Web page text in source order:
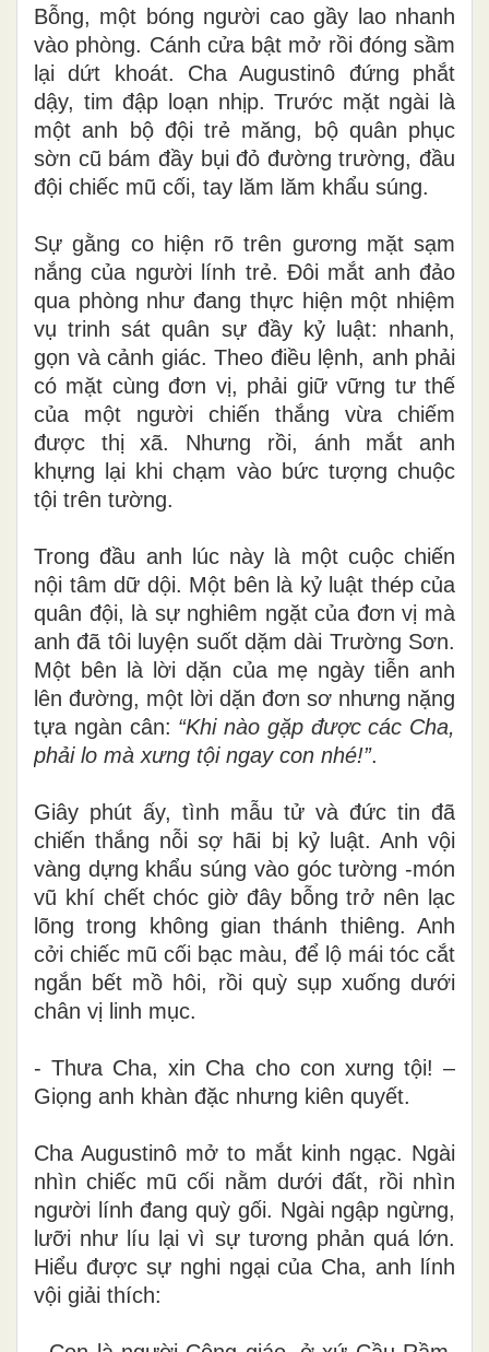
Bỗng, một bóng người cao gầy lao nhanh
vào phòng. Cánh cửa bật mở rồi đóng sầm
lại dứt khoát. Cha Augustinô đứng phắt
dậy, tim đập loạn nhịp. Trước mặt ngài là
một anh bộ đội trẻ măng, bộ quân phục
sờn cũ bám đầy bụi đỏ đường trường, đầu
đội chiếc mũ cối, tay lăm lăm khẩu súng.
Sự gằng co hiện rõ trên gương mặt sạm
nắng của người lính trẻ. Đôi mắt anh đảo
qua phòng như đang thực hiện một nhiệm
vụ trinh sát quân sự đầy kỷ luật: nhanh,
gọn và cảnh giác. Theo điều lệnh, anh phải
có mặt cùng đơn vị, phải giữ vững tư thế
của một người chiến thắng vừa chiếm
được thị xã. Nhưng rồi, ánh mắt anh
khựng lại khi chạm vào bức tượng chuộc
tội trên tường.
Trong đầu anh lúc này là một cuộc chiến
nội tâm dữ dội. Một bên là kỷ luật thép của
quân đội, là sự nghiêm ngặt của đơn vị mà
anh đã tôi luyện suốt dặm dài Trường Sơn.
Một bên là lời dặn của mẹ ngày tiễn anh
lên đường, một lời dặn đơn sơ nhưng nặng
tựa ngàn cân: “Khi nào gặp được các Cha,
phải lo mà xưng tội ngay con nhé!”.
Giây phút ấy, tình mẫu tử và đức tin đã
chiến thắng nỗi sợ hãi bị kỷ luật. Anh vội
vàng dựng khẩu súng vào góc tường -món
vũ khí chết chóc giờ đây bỗng trở nên lạc
lõng trong không gian thánh thiêng. Anh
cởi chiếc mũ cối bạc màu, để lộ mái tóc cắt
ngắn bết mồ hôi, rồi quỳ sụp xuống dưới
chân vị linh mục.
- Thưa Cha, xin Cha cho con xưng tội! –
Giọng anh khàn đặc nhưng kiên quyết.
Cha Augustinô mở to mắt kinh ngạc. Ngài
nhìn chiếc mũ cối nằm dưới đất, rồi nhìn
người lính đang quỳ gối. Ngài ngập ngừng,
lưỡi như líu lại vì sự tương phản quá lớn.
Hiểu được sự nghi ngại của Cha, anh lính
vội giải thích: